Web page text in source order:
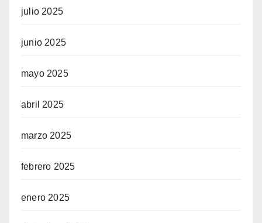
julio 2025
junio 2025
mayo 2025
abril 2025
marzo 2025
febrero 2025
enero 2025